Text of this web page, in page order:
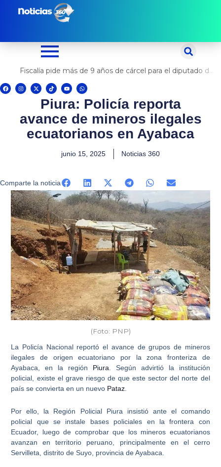
Fiscalía pide más de 9 años de cárcel para el diputado de oposición Harvey Colchado
F
a
c
I
n
s
r
a
X
-
t
t
e
T
i
k
t
Y
o
u
t
u
e
W
h
a
p
p
Piura: Policía reporta
avance de mineros ilegales
ecuatorianos en Ayabaca
junio 15, 2025 Noticias 360
Comparte la noticia
(Foto: PNP)
La Policía Nacional reportó el avance degrupos de mineros
ilegales de origen ecuatoriano por la zona fronteriza de
Ayabaca, en la región Piura. Según advirtió la institución
policial, existe el grave riesgo de que este sector del norte del
país se convierta en un nuevo Pataz.
Por ello, la Región Policial Piura insistió ante el comando
policial que se instale bases policiales en la frontera con
Ecuador, luego de comprobar que los mineros ecuatorianos
avanzan en territorio peruano, principalmente en el cerro
Servilleta, distrito de Suyo, provincia de Ayabaca.